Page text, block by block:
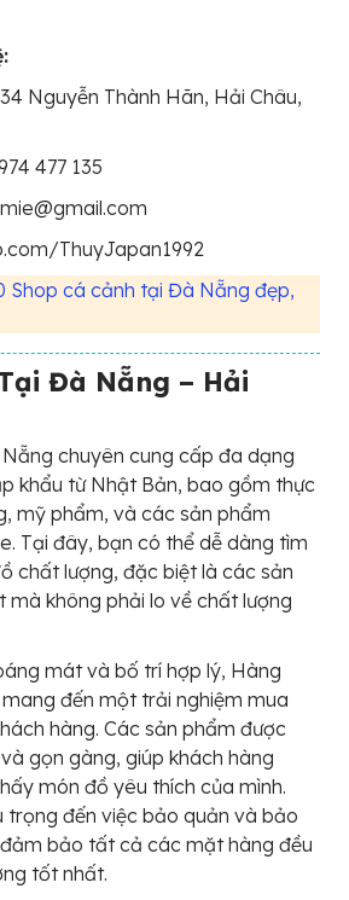
Nguyễn Thành Hãn, Hải Châu,
477 135
ThuyJapan1992
Shop cá cảnh tại Đà Nẵng đẹp,
Đà Nẵng – Hải
chuyên cung cấp đa dạng
khẩu từ Nhật Bản, bao gồm thực
mỹ phẩm, và các sản phẩm
Tại đây, bạn có thể dễ dàng tìm
chất lượng, đặc biệt là các sản
mà không phải lo về chất lượng
mát và bố trí hợp lý, Hàng
đến một trải nghiệm mua
hàng. Các sản phẩm được
gọn gàng, giúp khách hàng
món đồ yêu thích của mình.
trọng đến việc bảo quản và bảo
bảo tất cả các mặt hàng đều
tốt nhất.